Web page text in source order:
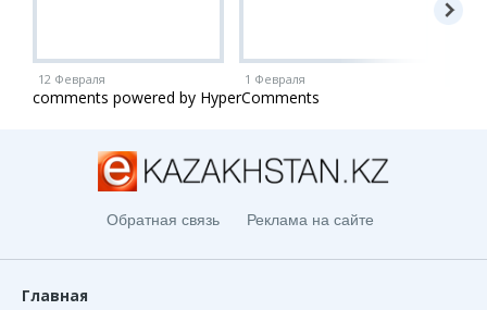
12 Февраля 1 Февраля
comments powered by HyperComments
Обратная связь Реклама на сайте
Главная